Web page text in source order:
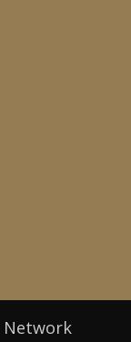
Network